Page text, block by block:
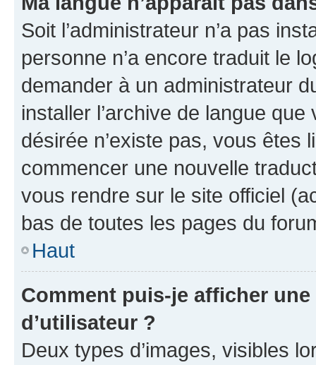
Soit l’administrateur n’a pas
personne n’a encore traduit le
demander à un administrateur
installer l’archive de langue
désirée n’existe pas, vous êtes
commencer une nouvelle
vous rendre sur le site officiel
bas de toutes les pages du
Haut
Comment puis-je afficher
d’utilisateur ?
Deux types d’images, visibles